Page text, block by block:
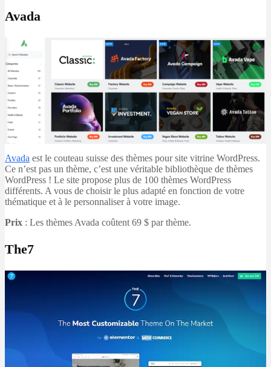
Avada
Avada est le couteau suisse des thèmes pour site vitrine WordPress.
Ce n’est pas un thème, c’est une véritable bibliothèque de thèmes
WordPress ! Le site propose plus de 100 thèmes WordPress
différents. A vous de choisir le plus adapté en fonction de votre
thématique et à le personnaliser à votre image.
Prix : Les thèmes Avada coûtent 69 $ par thème.
The7